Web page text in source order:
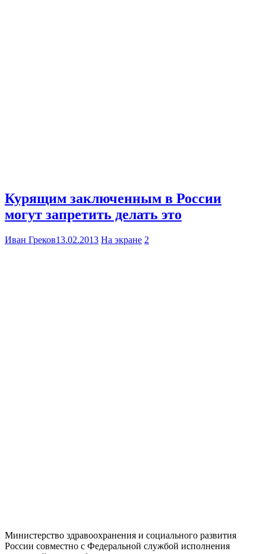
Курящим заключенным в России
могут запретить делать это
Иван Греков13.02.2013 На экране 2
Министерство здравоохранения и социального развития
России совместно с Федеральной службой исполнения